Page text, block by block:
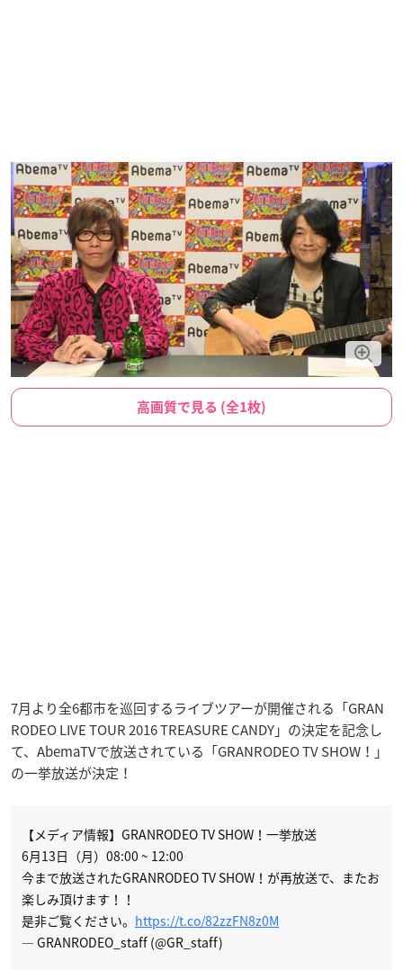
高画質で見る (全1枚)
7月より全6都市を巡回するライブツアーが開催される「GRAN
RODEO LIVE TOUR 2016 TREASURE CANDY」の決定を記念し
て、AbemaTVで放送されている「GRANRODEO TV SHOW！」
の一挙放送が決定！
【メディア情報】GRANRODEO TV SHOW！一挙放送
6月13日（月）08:00 ~ 12:00
今まで放送されたGRANRODEO TV SHOW！が再放送で、またお
楽しみ頂けます！！
是非ご覧ください。 https://t.co/82zzFN8z0M
— GRANRODEO_staff (@GR_staff)